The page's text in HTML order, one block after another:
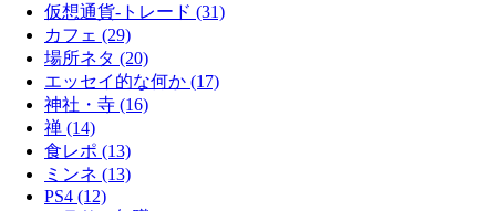
仮想通貨-トレード (31)
カフェ (29)
場所ネタ (20)
エッセイ的な何か (17)
神社・寺 (16)
禅 (14)
食レポ (13)
ミンネ (13)
PS4 (12)